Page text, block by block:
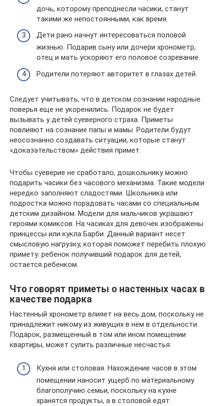
дочь, которому преподнесли часики, станут
такими же непостоянными, как время.
Дети рано начнут интересоваться половой
жизнью. Подарив сыну или дочери хронометр,
отец и мать ускоряют его половое созревание.
Родители потеряют авторитет в глазах детей.
Следует учитывать, что в детском сознании народные
поверья еще не укоренились. Подарок не будет
вызывать у детей суеверного страха. Приметы
повлияют на сознание папы и мамы. Родители будут
неосознанно создавать ситуации, которые станут
«доказательством» действия примет.
Чтобы суеверие не сработало, дошкольнику можно
подарить часики без часового механизма. Такие модели
нередко заполняют сладостями. Школьника или
подростка можно порадовать часами со специальным
детским дизайном. Модели для мальчиков украшают
героями комиксов. На часиках для девочек изображены
принцессы или кукла Барби. Данный вариант несет
смысловую нагрузку, которая поможет перебить плохую
примету: ребенок получивший подарок для детей,
остается ребенком.
Что говорят приметы о настенных часах в
качестве подарка
Настенный хронометр влияет на весь дом, поскольку не
принадлежит никому из живущих в нем в отдельности.
Подарок, размещенный в том или ином помещении
квартиры, может сулить различные несчастья:
Кухня или столовая. Нахождение часов в этом
помещении наносит ущерб по материальному
благополучию семьи, поскольку на кухне
хранятся продукты, а в столовой едят.